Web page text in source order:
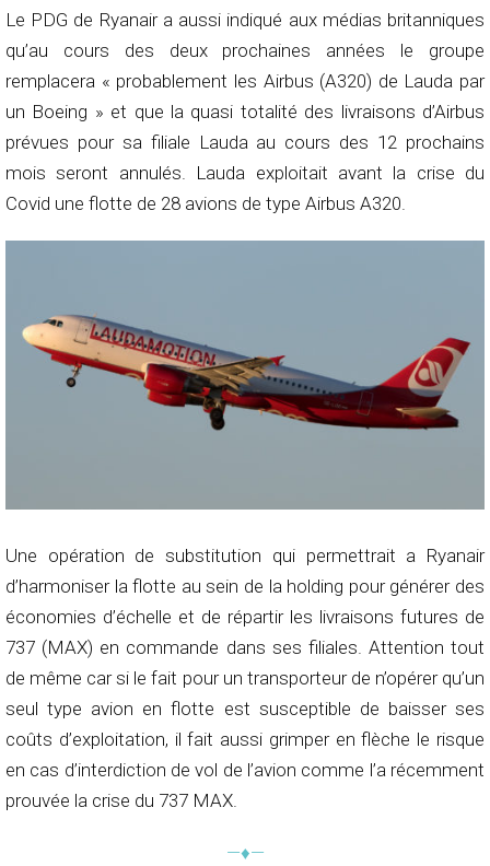
Le PDG de Ryanair a aussi indiqué aux médias britanniques
qu’au cours des deux prochaines années le groupe
remplacera « probablement les Airbus (A320) de Lauda par
un Boeing » et que la quasi totalité des livraisons d’Airbus
prévues pour sa filiale Lauda au cours des 12 prochains
mois seront annulés. Lauda exploitait avant la crise du
Covid une flotte de 28 avions de type Airbus A320.
Une opération de substitution qui permettrait a Ryanair
d’harmoniser la flotte au sein de la holding pour générer des
économies d’échelle et de répartir les livraisons futures de
737 (MAX) en commande dans ses filiales. Attention tout
de même car si le fait pour un transporteur de n’opérer qu’un
seul type avion en flotte est susceptible de baisser ses
coûts d’exploitation, il fait aussi grimper en flèche le risque
en cas d’interdiction de vol de l’avion comme l’a récemment
prouvée la crise du 737 MAX.
—♦—